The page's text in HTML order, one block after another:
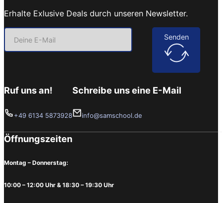
Erhalte Exlusive Deals durch unseren Newsletter.
Senden
Ruf uns an!
+49 6134 5873928
Schreibe uns eine E-Mail
info@samschool.de
Öffnungszeiten
Montag – Donnerstag:
10:00 – 12:00 Uhr & 18:30 – 19:30 Uhr